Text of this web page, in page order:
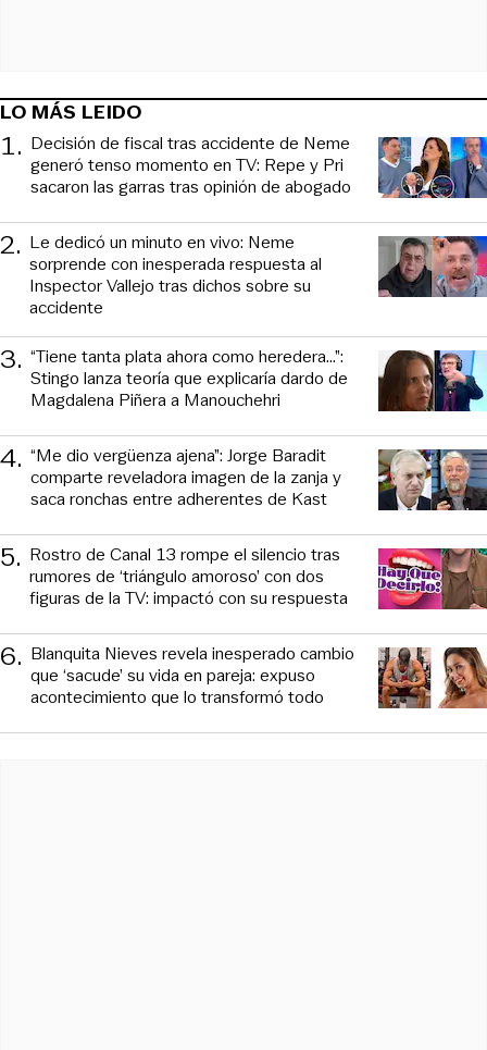
LO MÁS LEIDO
1. Decisión de fiscal tras accidente de Neme
generó tenso momento en TV: Repe y Pri
sacaron las garras tras opinión de abogado
2. Le dedicó un minuto en vivo: Neme
sorprende con inesperada respuesta al
Inspector Vallejo tras dichos sobre su
accidente
3. “Tiene tanta plata ahora como heredera...”:
Stingo lanza teoría que explicaría dardo de
Magdalena Piñera a Manouchehri
4. “Me dio vergüenza ajena”: Jorge Baradit
comparte reveladora imagen de la zanja y
saca ronchas entre adherentes de Kast
5. Rostro de Canal 13 rompe el silencio tras
rumores de ‘triángulo amoroso’ con dos
figuras de la TV: impactó con su respuesta
6. Blanquita Nieves revela inesperado cambio
que ‘sacude’ su vida en pareja: expuso
acontecimiento que lo transformó todo